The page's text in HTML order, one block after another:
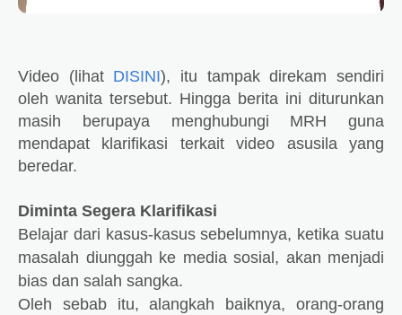
Video (lihat DISINI), itu tampak direkam sendiri
oleh wanita tersebut. Hingga berita ini diturunkan
masih berupaya menghubungi MRH guna
mendapat klarifikasi terkait video asusila yang
beredar.
Diminta Segera Klarifikasi
Belajar dari kasus-kasus sebelumnya, ketika suatu
masalah diunggah ke media sosial, akan menjadi
bias dan salah sangka.
Oleh sebab itu, alangkah baiknya, orang-orang